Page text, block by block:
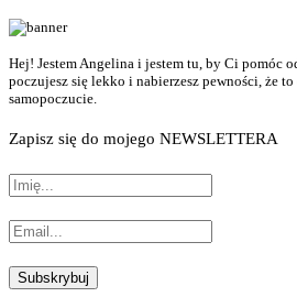
Hej! Jestem Angelina i jestem tu, by Ci pomóc
poczujesz się lekko i nabierzesz pewności, że
samopoczucie.
Zapisz się do mojego NEWSLETTERA